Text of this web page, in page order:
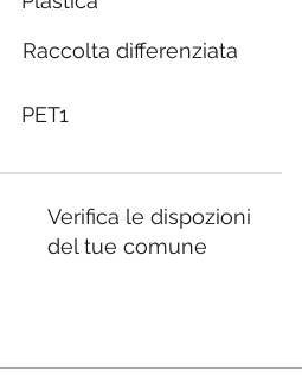
Raccolta differenziata
PET1
Verifica le dispozioni
del tue comune